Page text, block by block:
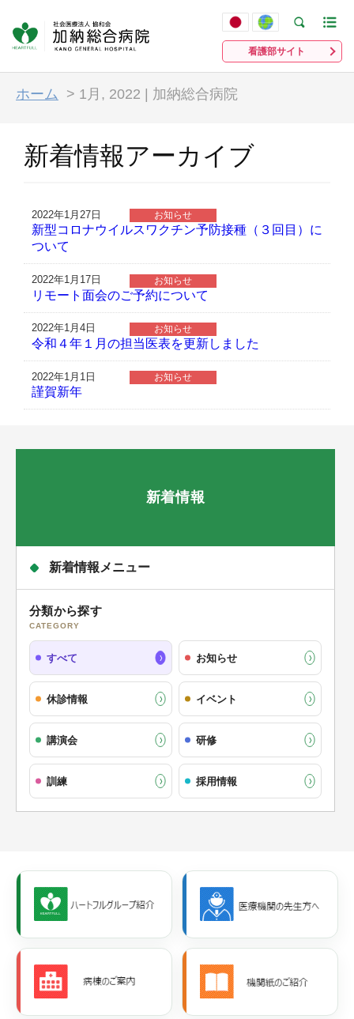
看護部サイト
ホーム > 1月, 2022 | 加納総合病院
新着情報アーカイブ
2022年1月27日 お知らせ
新型コロナウイルスワクチン予防接種（３回目）に
ついて
2022年1月17日 お知らせ
リモート面会のご予約について
2022年1月4日 お知らせ
令和４年１月の担当医表を更新しました
2022年1月1日 お知らせ
謹賀新年
新着情報
新着情報メニュー
分類から探す
CATEGORY
すべて お知らせ
休診情報 イベント
講演会 研修
訓練 採用情報